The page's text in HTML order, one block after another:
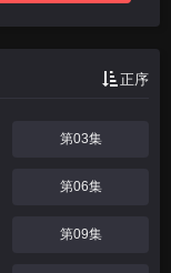
正序
第03集
第06集
第09集